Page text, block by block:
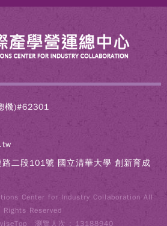
機)#62301
二段101號 國立清華大學 創新育成
Center for Industry Collaboration All
Rights Reserved
瀏覽人次 : 13188940